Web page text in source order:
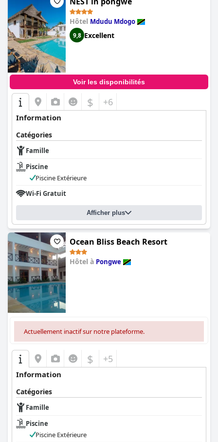
Hôtel Mdudu Mdogo
9,8 Excellent
Voir les disponibilités
$ +6
Information
Catégories
Famille
Piscine
Piscine Extérieure
Wi-Fi Gratuit
Afficher plus
Ocean Bliss Beach Resort
Hôtel à Pongwe
Actuellement inactif sur notre plateforme.
$ +5
Information
Catégories
Famille
Piscine
Piscine Extérieure